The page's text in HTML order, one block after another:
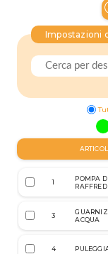
Impostazioni
1
POMPA DI
3
ACQUA
4